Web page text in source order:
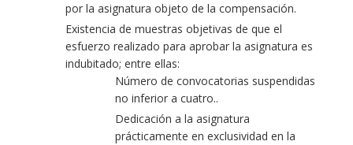
por la asignatura objeto de la compensación.
Existencia de muestras objetivas de que el
esfuerzo realizado para aprobar la asignatura es
indubitado; entre ellas:
Número de convocatorias suspendidas
no inferior a cuatro..
Dedicación a la asignatura
prácticamente en exclusividad en la